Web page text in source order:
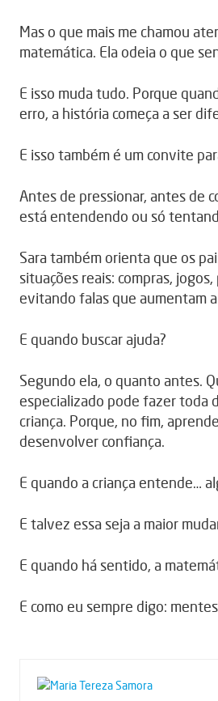
Mas o que mais me chamou
matemática. Ela odeia o que
E isso muda tudo. Porque
erro, a história começa a ser
E isso também é um convite
Antes de pressionar, antes de
está entendendo ou só
Sara também orienta que os
situações reais: compras,
evitando falas que aumentam
E quando buscar ajuda?
Segundo ela, o quanto antes.
especializado pode fazer toda
criança. Porque, no fim,
desenvolver confiança.
E quando a criança entende…
E talvez essa seja a maior
E quando há sentido, a
E como eu sempre digo: